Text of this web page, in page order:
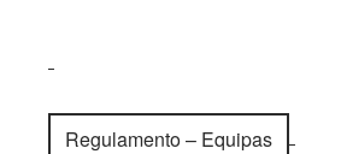
Regulamento – Equipas